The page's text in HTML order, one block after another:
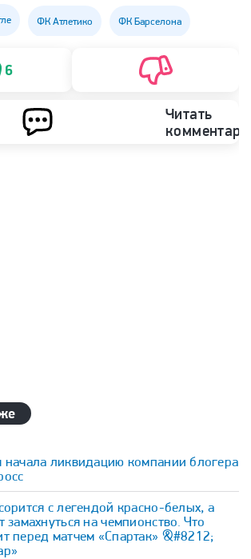
ФК Атлетико ФК Барселона
6
Читать
начала ликвидацию компании блогера
с легендой красно-белых, а
замахнуться на чемпионство. Что
перед матчем «Спартак» &#8212;